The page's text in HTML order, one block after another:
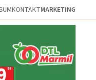
KONTAKTMARKETING